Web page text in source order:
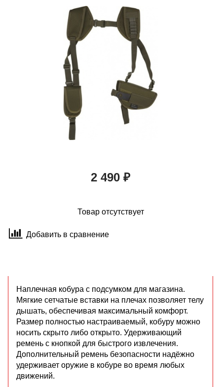
2 490 ₽
Товар отсутствует
Добавить в сравнение
Наплечная кобура с подсумком для магазина.
Мягкие сетчатые вставки на плечах позволяет телу
дышать, обеспечивая максимальный комфорт.
Размер полностью настраиваемый, кобуру можно
носить скрыто либо открыто. Удерживающий
ремень с кнопкой для быстрого извлечения.
Дополнительный ремень безопасности надёжно
удерживает оружие в кобуре во время любых
движений.